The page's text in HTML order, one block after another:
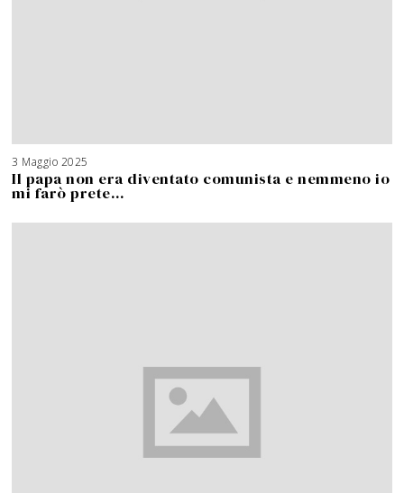
3 Maggio 2025
Il papa non era diventato comunista e nemmeno io
mi farò prete…